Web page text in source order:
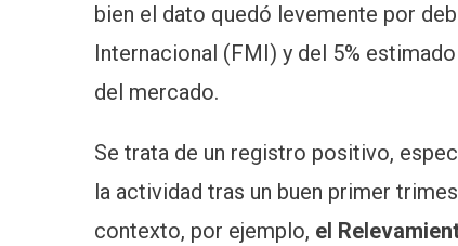
bien el dato quedó levemente por
Internacional (FMI) y del 5%
del mercado.
Se trata de un registro positivo,
la actividad tras un buen primer
contexto, por ejemplo, el